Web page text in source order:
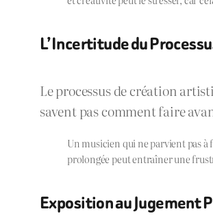
L’Incertitude du
Le processus de création
savent pas comment faire
Un musicien qui ne parvient pas
prolongée peut entraîner une
Exposition au Jugement